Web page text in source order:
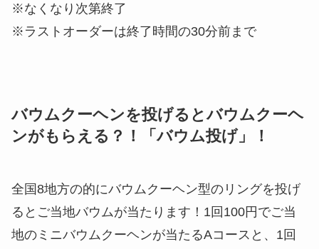
※なくなり次第終了
※ラストオーダーは終了時間の30分前まで
バウムクーヘンを投げるとバウムクーヘ
ンがもらえる？！「バウム投げ」！
全国8地方の的にバウムクーヘン型のリングを投げ
るとご当地バウムが当たります！1回100円でご当
地のミニバウムクーヘンが当たるAコースと、1回